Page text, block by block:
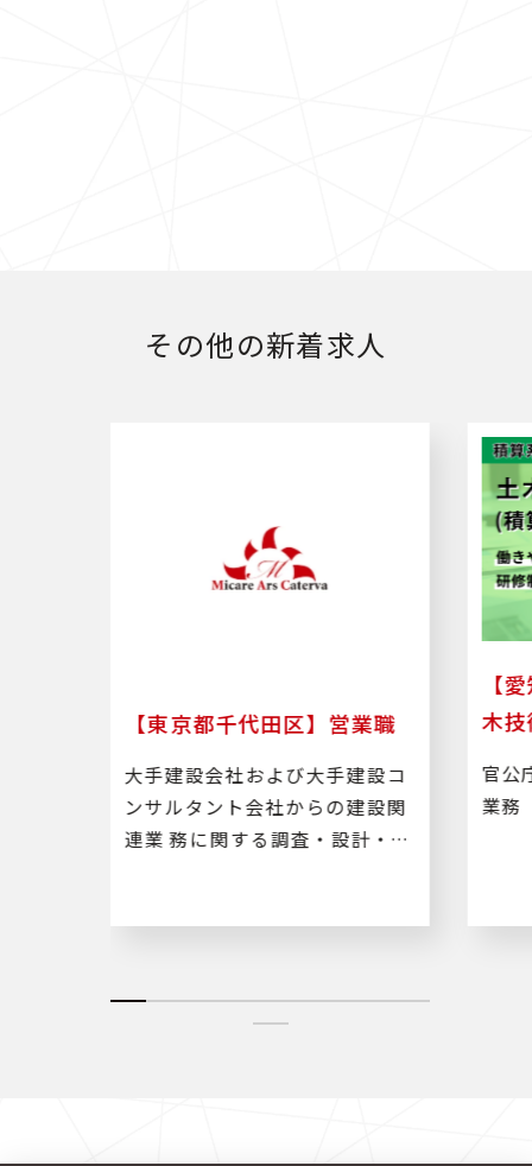
その他の新着求人
【東京都千代田区】営業職
大手建設会社および大手建設コ
ンサルタント会社からの建設関
連業 務に関する調査・設計・積
【
木
官公
業務